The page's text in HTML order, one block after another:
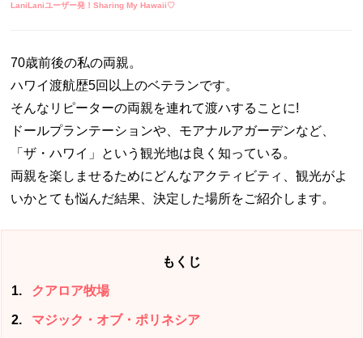
LaniLaniユーザー発！Sharing My Hawaii♡
70歳前後の私の両親。
ハワイ渡航歴5回以上のベテランです。
そんなリピーターの両親を連れて渡ハすることに!
ドールプランテーションや、モアナルアガーデンなど、
「ザ・ハワイ」という観光地は良く知っている。
両親を楽しませるためにどんなアクティビティ、観光がよ
いかとても悩んだ結果、決定した場所をご紹介します。
もくじ
1 クアロア牧場
2 マジック・オブ・ポリネシア